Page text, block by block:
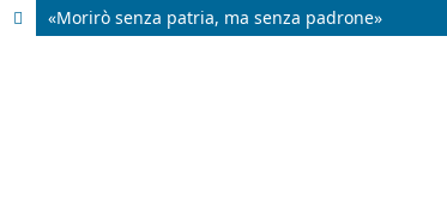
«Morirò senza patria, ma senza padrone»